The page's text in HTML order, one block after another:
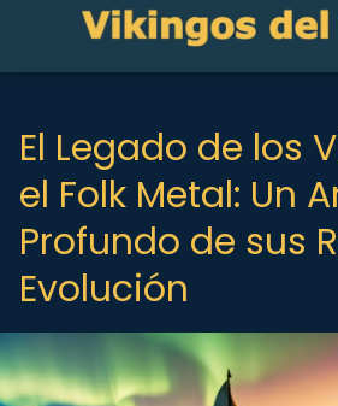
El Legado de los
el Folk Metal: Un
Profundo de sus
Evolución